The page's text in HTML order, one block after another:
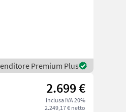
Premium Plus
2.699 €
inclusa IVA 20%
2.249,17 € netto